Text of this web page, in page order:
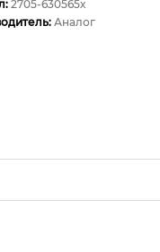
2705-630565х
Аналог